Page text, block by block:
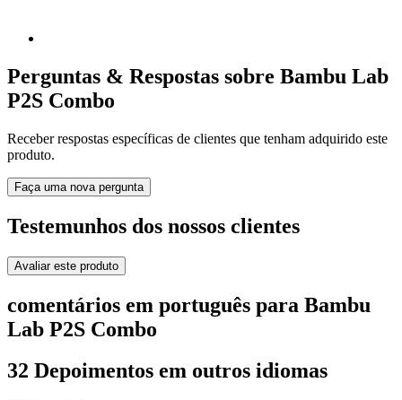
Perguntas & Respostas sobre Bambu Lab
P2S Combo
Receber respostas específicas de clientes que tenham adquirido este
produto.
Faça uma nova pergunta
Testemunhos dos nossos clientes
Avaliar este produto
comentários em português para Bambu
Lab P2S Combo
32 Depoimentos em outros idiomas